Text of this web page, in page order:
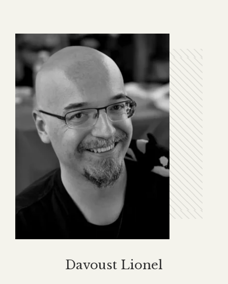
Davoust Lionel